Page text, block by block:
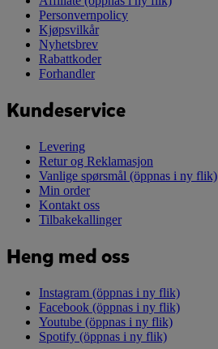
Personvernpolicy
Kjøpsvilkår
Nyhetsbrev
Rabattkoder
Forhandler
Kundeservice
Levering
Retur og Reklamasjon
Vanlige spørsmål (öppnas i ny flik)
Min order
Kontakt oss
Tilbakekallinger
Heng med oss
Instagram (öppnas i ny flik)
Facebook (öppnas i ny flik)
Youtube (öppnas i ny flik)
Spotify (öppnas i ny flik)